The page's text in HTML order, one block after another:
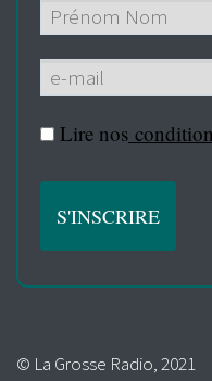
Lire nos
© La Grosse Radio, 2021